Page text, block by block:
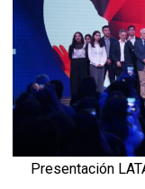
Presentación